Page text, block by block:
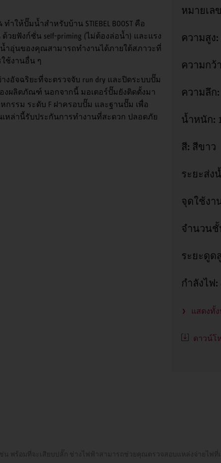
ให้ปั๊มน้ำสำหรับบ้าน STIEBEL BOOST คือ
ฟังก์ชั่น self-priming (ไม่ต้องล่อน้ำ) และแรง
ำอุ่นของคุณสามารถทํางานได้ภายใต้สภาวะที่
ช้งานอื่น ๆ
จฉริยะที่จะตรวจจับ run dry และปิดระบบปั๊ม
งผลิตภัณฑ์ นอกจากนี้ มอเตอร์ปั๊มยังติดตั้งมา
รรม ระดับ F ฝาครอบปั๊ม และฐานปั๊ม เพื่อ
หล่านี้รับประกันการทำงานที่สะดวก ปลอดภัย
หมายเ
ความสูง:
ความกว้
ความลึก:
น้ำหนัก:
สี: สีขาว
ระยะส่ง
จุดใช้งา
จำนวนชั้
ระยะดูด
กำลังไฟ:
แสดงทั้
ดาวน์โ
ร้อมที่จะเสียบปลั๊ก ช่างไฟฟ้าสามารถช่วยคุณตรวจสอบแหล่งจ่ายไฟที่เ